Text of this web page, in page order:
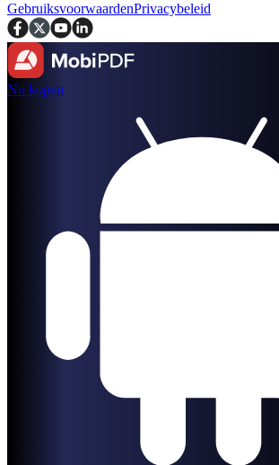
GebruiksvoorwaardenPrivacybeleid
Nu kopen